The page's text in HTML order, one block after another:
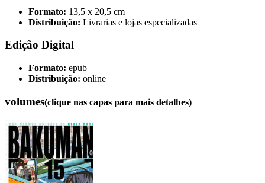
Formato: 13,5 x 20,5 cm
Distribuição: Livrarias e lojas especializadas
Edição Digital
Formato: epub
Distribuição: online
volumes(clique nas capas para mais detalhes)